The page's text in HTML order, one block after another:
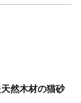
然木材の猫砂